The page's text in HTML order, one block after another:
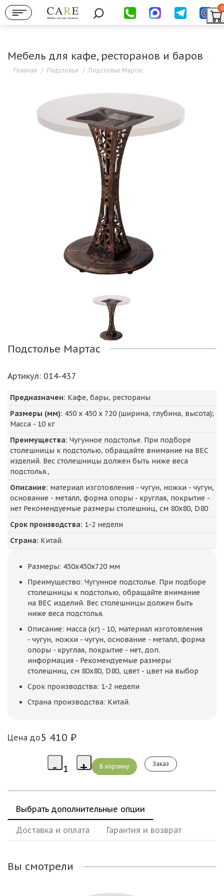
Мебель для ресторанов
0
Мебель для кафе, ресторанов и баров
Главная / Подстолья / Подстолье Мартас
Подстолье Мартас
Артикул: 014-437
Предназначен: Кафе, бары, рестораны
Размеры (мм): 450 х 450 х 720 (ширина, глубина, высота);
Масса - 10 кг
Преимущества: Чугунное подстолье. При подборе
столешницы к подстолью, обращайте внимание на ВЕС
изделий. Вес столешницы должен быть ниже веса
подстолья.,
Описание: материал изготовления - чугун, ножки - чугун,
основание - металл, форма опоры - круглая, покрытие -
нет Рекомендуемые размеры столешниц, см 80x80, D80
Срок производства: 1-2 недели
Страна: Китай.
Размеры: 450x450x720 мм
Преимущество: Чугунное подстолье. При подборе
столешницы к подстолью, обращайте внимание
на ВЕС изделий. Вес столешницы должен быть
ниже веса подстолья.
Описание: масса (кг) - 10, материал изготовления
- чугун, ножки - чугун, основание - металл, форма
опоры - круглая, покрытие - нет, доп.
информация - Рекомендуемые размеры
столешниц, см 80x80, D80, цвет - цвет на выбор
Срок производства: 1-2 недели
Страна производства: Китай.
Цена до5 410 ₽
Заказ
Выбрать дополнительные опции
Доставка и оплата Гарантия и возврат
Вы смотрели